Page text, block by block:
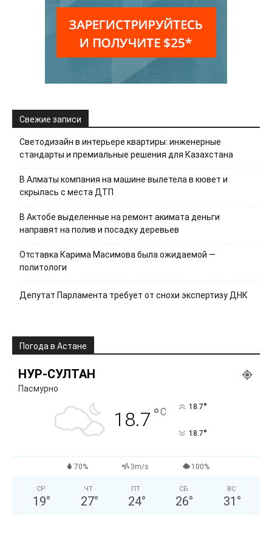
Свежие записи
Светодизайн в интерьере квартиры: инженерные
стандарты и премиальные решения для Казахстана
В Алматы компания на машине вылетела в кювет и
скрылась с места ДТП
В Актобе выделенные на ремонт акимата деньги
направят на полив и посадку деревьев
Отставка Карима Масимова была ожидаемой —
политологи
Депутат Парламента требует от снохи экспертизу ДНК
Погода в Астане
НУР-СУЛТАН
Пасмурно
18.7 °C 18.7°
18.7°
70% 3m/s 100%
СР
19°
ЧТ
27°
ПТ
24°
СБ
26°
ВС
31 °